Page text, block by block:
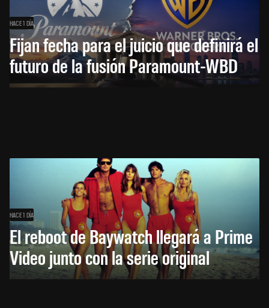
HACE 1 DÍA
Fijan fecha para el juicio que definirá el
futuro de la fusión Paramount-WBD
HACE 1 DÍA
El reboot de Baywatch llegará a Prime
Video junto con la serie original